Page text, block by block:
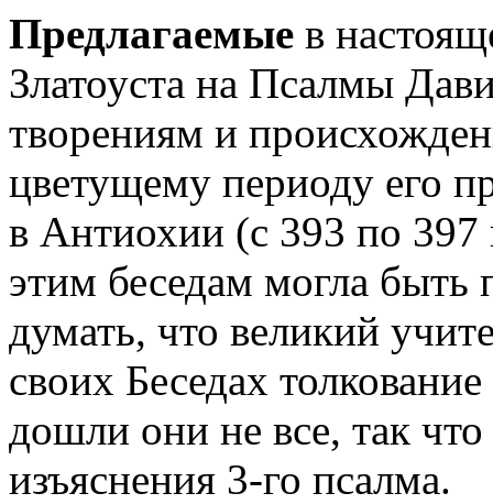
Предлагаемые в
Златоуста на Псалмы
творениям и
цветущему периоду его
в Антиохии (с 393 по 397
этим беседам могла
думать, что великий
своих Беседах
дошли они не все, так
изъяснения 3-го псалма.